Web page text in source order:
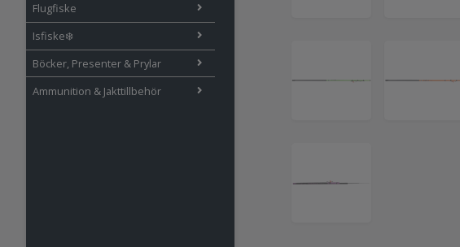
Flugfiske
Isfiske❄️
Böcker, Presenter & Prylar
Ammunition & Jakttillbehör